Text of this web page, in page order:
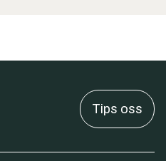
Tips oss